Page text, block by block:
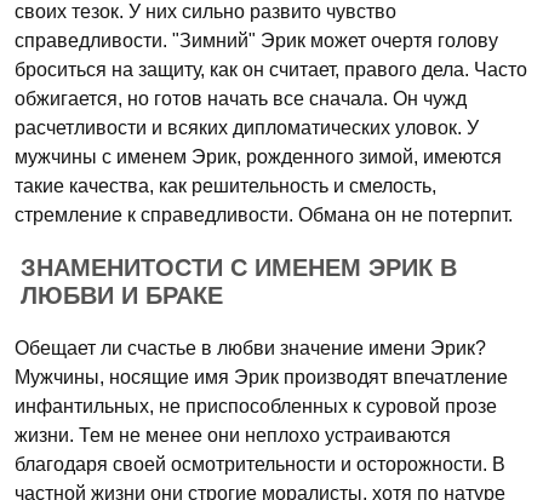
своих тезок. У них сильно развито чувство
справедливости. "Зимний" Эрик может очертя голову
броситься на защиту, как он считает, правого дела. Часто
обжигается, но готов начать все сначала. Он чужд
расчетливости и всяких дипломатических уловок. У
мужчины с именем Эрик, рожденного зимой, имеются
такие качества, как решительность и смелость,
стремление к справедливости. Обмана он не потерпит.
ЗНАМЕНИТОСТИ С ИМЕНЕМ ЭРИК В
ЛЮБВИ И БРАКЕ
Обещает ли счастье в любви значение имени Эрик?
Мужчины, носящие имя Эрик производят впечатление
инфантильных, не приспособленных к суровой прозе
жизни. Тем не менее они неплохо устраиваются
благодаря своей осмотрительности и осторожности. В
частной жизни они строгие моралисты, хотя по натуре